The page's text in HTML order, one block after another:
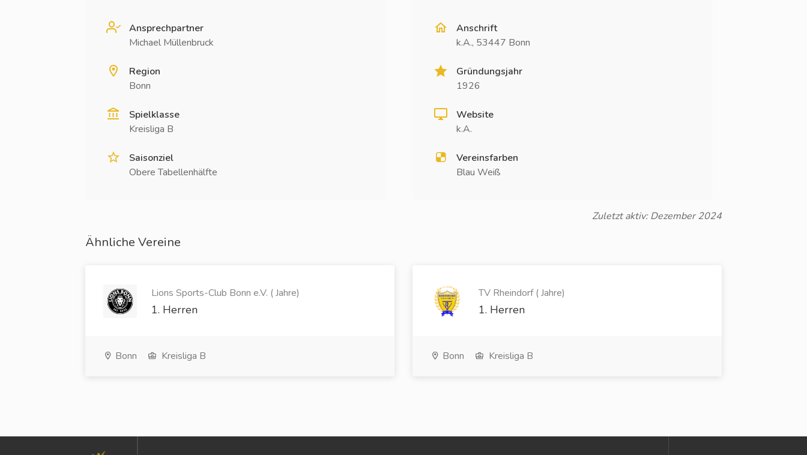
Ansprechpartner
Michael Müllenbruck
Region
Bonn
Spielklasse
Kreisliga B
Saisonziel
Obere Tabellenhälfte
Anschrift
k.A., 53447 Bonn
Gründungsjahr
1926
Website
k.A.
Vereinsfarben
Blau Weiß
Zuletzt aktiv: Dezember 2024
Ähnliche Vereine
Lions Sports-Club Bonn e.V. ( Jahre)
1. Herren
Bonn Kreisliga B
TV Rheindorf ( Jahre)
1. Herren
Bonn Kreisliga B